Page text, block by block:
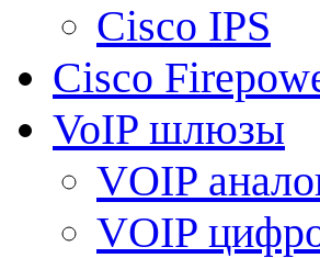
Cisco IPS
Cisco
VoIP шлюзы
VOIP
VOIP